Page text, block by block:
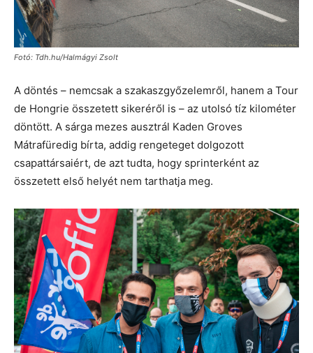
Fotó: Tdh.hu/Halmágyi Zsolt
A döntés – nemcsak a szakaszgyőzelemről, hanem a Tour
de Hongrie összetett sikeréről is – az utolsó tíz kilométer
döntött. A sárga mezes ausztrál Kaden Groves
Mátrafüredig bírta, addig rengeteget dolgozott
csapattársaiért, de azt tudta, hogy sprinterként az
összetett első helyét nem tarthatja meg.